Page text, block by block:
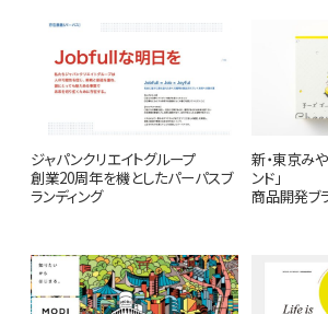
ジャパンクリエイトグループ
創業20周年を機としたパーパスブ
ランディング
新・東京み
ンド」
商品開発ブ